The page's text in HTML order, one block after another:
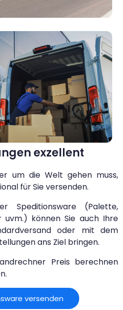
exzellent
um die Welt gehen muss,
für Sie versenden.
Speditionsware (Palette,
uvm.) können Sie auch Ihre
oder mit dem
ans Ziel bringen.
Preis berechnen
versenden